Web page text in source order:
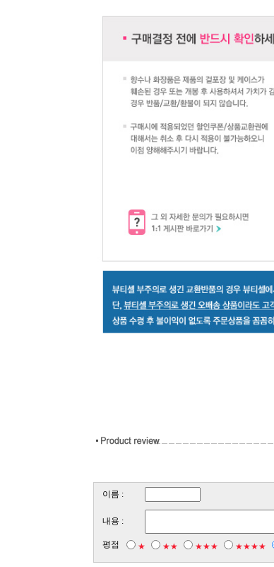
이름 :
내용 :
평점 ★ ★★ ★★★ ★★★★